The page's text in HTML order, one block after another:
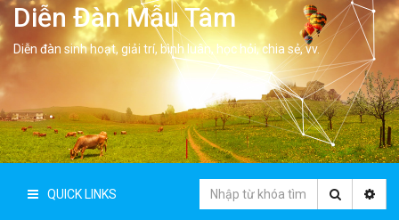
Diễn Đàn Mẫu Tâm
Diễn đàn sinh hoạt, giải trí, bình luân, học hỏi, chia sẻ, vv.
QUICK LINKS